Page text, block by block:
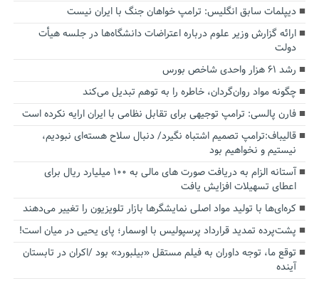
دیپلمات سابق انگلیس:‌ ترامپ خواهان جنگ با ایران نیست
ارائه گزارش وزیر علوم درباره اعتراضات دانشگاه‌ها در جلسه هیأت
دولت
رشد ۶۱ هزار واحدی شاخص بورس
چگونه مواد روان‌گردان، خاطره را به توهم تبدیل می‌کند
فارن پالسی: ترامپ توجیهی برای تقابل نظامی با ایران ارایه نکرده است
قالیباف:ترامپ تصمیم اشتباه نگیرد/ دنبال سلاح هسته‌ای نبودیم،
نیستیم و نخواهیم بود
آستانه الزام به دریافت صورت های مالی به ۱۰۰ میلیارد ریال برای
اعطای تسهیلات افزایش یافت
کره‌ای‌ها با تولید مواد اصلی نمایشگرها بازار تلویزیون را تغییر می‌دهند
پشت‌پرده تمدید قرارداد پرسپولیس با اوسمار؛ پای یحیی در میان است!
توقع ما، توجه داوران به فیلم مستقل «بیلبورد» بود /اکران در تابستان
آینده